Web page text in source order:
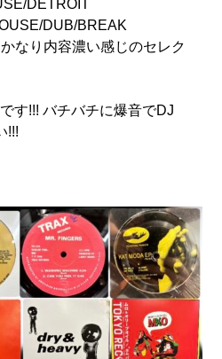
DETROIT
DUB/BREAK
なり内容濃い感じのセレク
す!!! バチバチに爆音でDJ
!!!